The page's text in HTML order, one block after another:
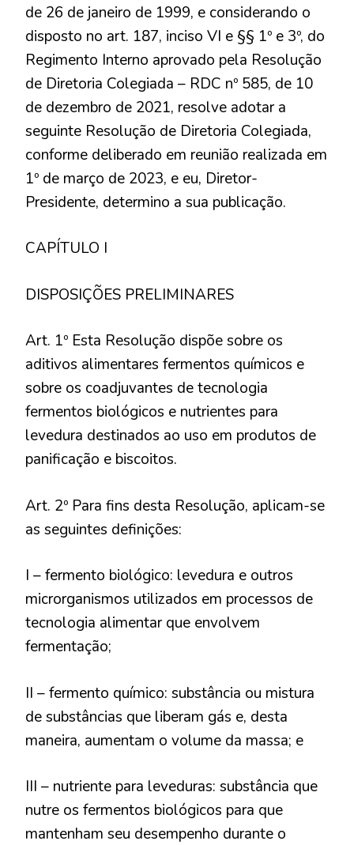
de 26 de janeiro de 1999, e considerando o
disposto no art. 187, inciso VI e §§ 1º e 3º, do
Regimento Interno aprovado pela Resolução
de Diretoria Colegiada – RDC nº 585, de 10
de dezembro de 2021, resolve adotar a
seguinte Resolução de Diretoria Colegiada,
conforme deliberado em reunião realizada em
1º de março de 2023, e eu, Diretor-
Presidente, determino a sua publicação.
CAPÍTULO I
DISPOSIÇÕES PRELIMINARES
Art. 1º Esta Resolução dispõe sobre os
aditivos alimentares fermentos químicos e
sobre os coadjuvantes de tecnologia
fermentos biológicos e nutrientes para
levedura destinados ao uso em produtos de
panificação e biscoitos.
Art. 2º Para fins desta Resolução, aplicam-se
as seguintes definições:
I – fermento biológico: levedura e outros
microrganismos utilizados em processos de
tecnologia alimentar que envolvem
fermentação;
II – fermento químico: substância ou mistura
de substâncias que liberam gás e, desta
maneira, aumentam o volume da massa; e
III – nutriente para leveduras: substância que
nutre os fermentos biológicos para que
mantenham seu desempenho durante o